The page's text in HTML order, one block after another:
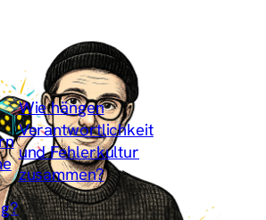
Wie hängen
Verantwortlichkeit
und Fehlerkultur
zusammen? →